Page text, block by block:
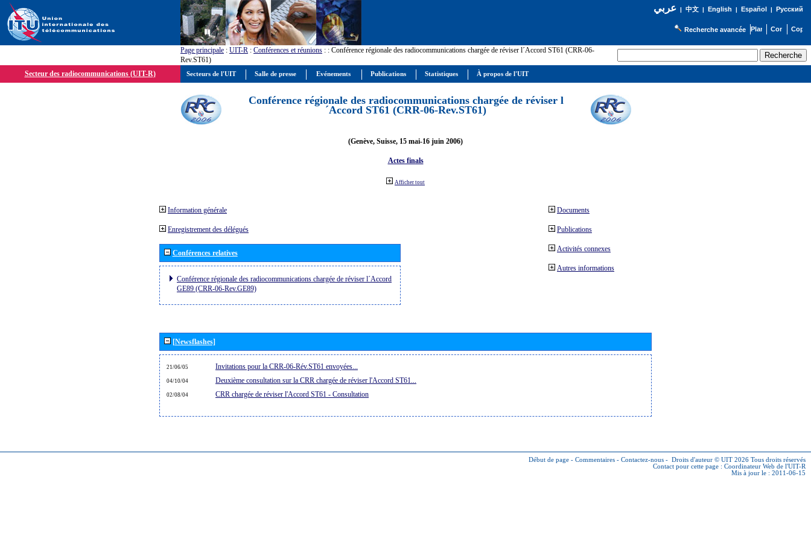
عربي| 中文| English | Español | Русский
Recherche avancée
Page principale : UIT-R : Conférences et réunions : : Conférence régionale des radiocommunications chargée de réviser l´Accord ST61 (CRR-06-
Rev.ST61)
Secteur des radiocommunications (UIT-R)
Conférence régionale des radiocommunications chargée de réviser l
´Accord ST61 (CRR-06-Rev.ST61)
(Genève, Suisse, 15 mai-16 juin 2006)
Actes finals
Afficher tout
Information générale
Enregistrement des délégués
Conférences relatives
Conférence régionale des radiocommunications chargée de réviser l´Accord
GE89 (CRR-06-Rev.GE89)
Documents
Publications
Activités connexes
Autres informations
[Newsflashes]
21/06/05 Invitations pour la CRR-06-Rév.ST61 envoyées...
04/10/04 Deuxième consultation sur la CRR chargée de réviser l'Accord ST61...
02/08/04 CRR chargée de réviser l'Accord ST61 - Consultation
Début de page - Commentaires - Contactez-nous - Droits d'auteur © UIT 2026 Tous droits réservés
Contact pour cette page : Coordinateur Web de l'UIT-R
Mis à jour le : 2011-06-15
Secteurs de l'UIT Salle de presse Evénements Publications Statistiques À propos de l'UIT